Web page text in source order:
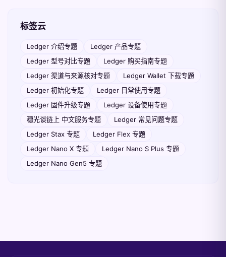
标签云
Ledger 介绍专题
Ledger 产品专题
Ledger 型号对比专题
Ledger 购买指南专题
Ledger 渠道与来源核对专题
Ledger Wallet 下载专题
Ledger 初始化专题
Ledger 日常使用专题
Ledger 固件升级专题
Ledger 设备使用专题
穗光谈链上 中文服务专题
Ledger 常见问题专题
Ledger Stax 专题
Ledger Flex 专题
Ledger Nano X 专题
Ledger Nano S Plus 专题
Ledger Nano Gen5 专题